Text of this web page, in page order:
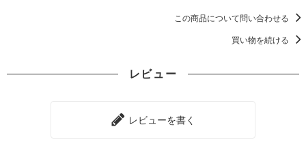
この商品について問い合わせる
買い物を続ける
レビュー
レビューを書く